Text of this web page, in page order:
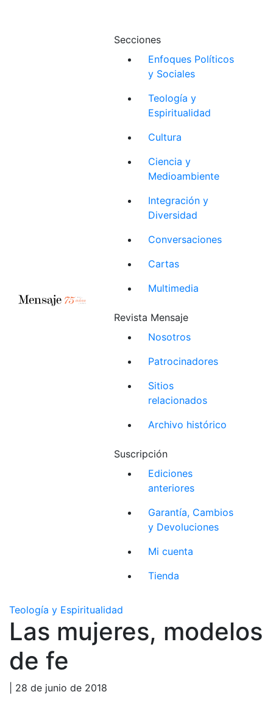
Secciones
Enfoques Políticos
y Sociales
Teología y
Espiritualidad
Cultura
Ciencia y
Medioambiente
Integración y
Diversidad
Conversaciones
Cartas
Multimedia
Revista Mensaje
Nosotros
Patrocinadores
Sitios
relacionados
Archivo histórico
Suscripción
Ediciones
anteriores
Garantía, Cambios
y Devoluciones
Mi cuenta
Tienda
Teología y Espiritualidad
Las mujeres, modelos
de fe
| 28 de junio de 2018